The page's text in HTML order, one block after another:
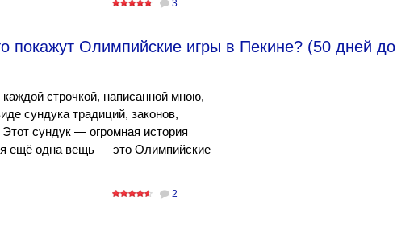
3
покажут Олимпийские игры в Пекине? (50 дней до
строчкой, написанной мною,
сундука традиций, законов,
сундук — огромная история
ещё одна вещь — это Олимпийские
2